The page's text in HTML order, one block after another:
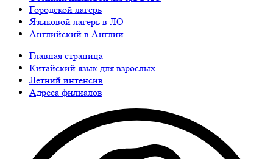
Городской лагерь
Языковой лагерь в ЛО
Английский в Англии
Главная страница
Китайский язык для взрослых
Летний интенсив
Адреса филиалов